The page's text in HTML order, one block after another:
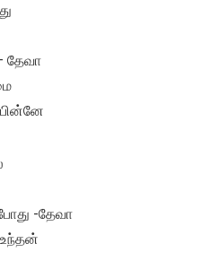
தேவா
-தேவா
உந்தன்